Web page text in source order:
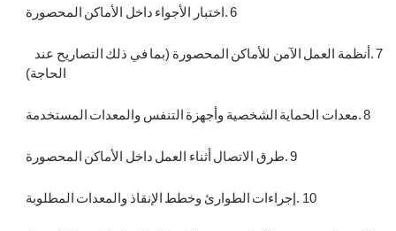
6
.اختبار الأجواء داخل الأماكن المحصورة
7
.أنظمة العمل الآمن للأماكن المحصورة (بما في ذلك التصاريح عند
الحاجة)
8
.معدات الحماية الشخصية وأجهزة التنفس والمعدات المستخدمة
9
.طرق الاتصال أثناء العمل داخل الأماكن المحصورة
10
.إجراءات الطوارئ وخطط الإنقاذ والمعدات المطلوبة